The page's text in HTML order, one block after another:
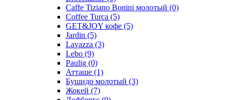
Caffe Tiziano Bonini молотый (0)
Coffee Turca (5)
GET&JOY кофе (5)
Jardin (5)
Lavazza (3)
Lebo (9)
Paulig (0)
Атташе (1)
Бушидо молотый (3)
Жокей (7)